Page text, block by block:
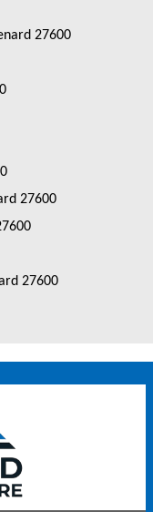
27600
27600
27600